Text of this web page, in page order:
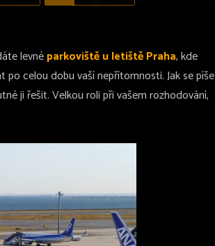
levnéparkoviště u letiště Praha, kde
celou dobu vaší nepřítomnosti. Jak se píše
ji řešit. Velkou roli při vašem rozhodování,